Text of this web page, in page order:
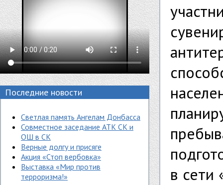
Последние новости
Светлая память Ангелам Донбасса
Совместное заседание АТК СК и
ОШ в СК
Верные долгу и присяге
Акция «Стоп вербовка»
Выставка «Мир против
терроризма!»
в сети